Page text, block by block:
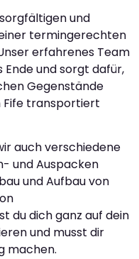
und
termingerechten
erfahrenes Team
und sorgt dafür,
Gegenstände
Fife transportiert
auch verschiedene
und Auspacken
und Aufbau von
du dich ganz auf dein
und musst dir
machen.